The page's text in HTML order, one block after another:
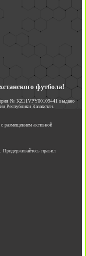
футбола!
№ KZ11VPY00109441 выдано
Республики Казахстан.
размещением активной
Придерживайтесь правил